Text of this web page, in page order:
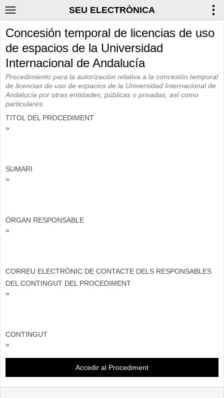
SEU ELECTRÒNICA
Concesión temporal de licencias de uso
de espacios de la Universidad
Internacional de Andalucía
Procedimiento para la autorización relativa a la concesión temporal
de licencias de uso de espacios de la Universidad Internacional de
Andalucía por otras entidades, públicas o privadas, así como
particulares.
TITOL DEL PROCEDIMENT
»
SUMARI
»
ÒRGAN RESPONSABLE
»
CORREU ELECTRÒNIC DE CONTACTE DELS RESPONSABLES
DEL CONTINGUT DEL PROCEDIMENT
»
CONTINGUT
»
Accedir al Procediment